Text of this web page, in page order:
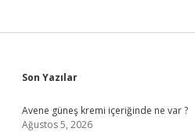
Sidebar
Son Yazılar
Avene güneş kremi içeriğinde ne var ?
Ağustos 5, 2026